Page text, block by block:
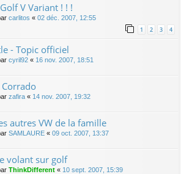
V Variant ! ! !
carlitos « 02 déc. 2007, 12:55
1 2 3 4
- Topic officiel
cyril92 « 16 nov. 2007, 18:51
zafira « 14 nov. 2007, 19:32
autres VW de la famille
SAMLAURE « 09 oct. 2007, 13:37
volant sur golf
ThinkDifferent « 10 sept. 2007, 15:39